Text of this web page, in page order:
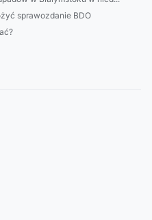
sprawozdanie BDO